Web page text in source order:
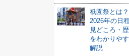
祇園祭とは？
2026年の日
見どころ・
をわかりやす
解説